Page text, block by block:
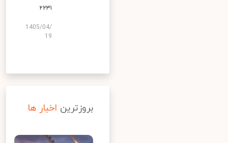
۲۲۳۱
1405/04/
19
بروزترین اخبار ها